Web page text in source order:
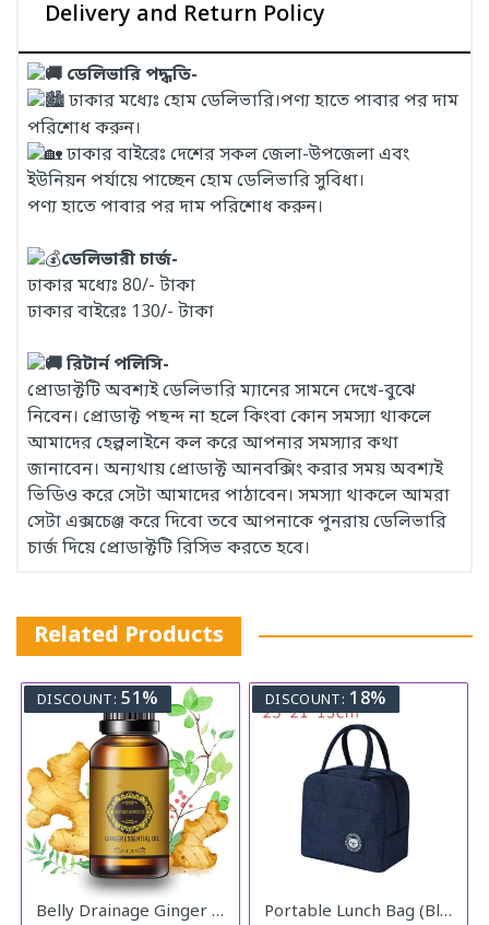
Delivery and Return Policy
ডেলিভারি পদ্ধতি-
ঢাকার মধ্যেঃ হোম ডেলিভারি।পণ্য হাতে পাবার পর দাম
পরিশোধ করুন।
ঢাকার বাইরেঃ দেশের সকল জেলা-উপজেলা এবং
ইউনিয়ন পর্যায়ে পাচ্ছেন হোম ডেলিভারি সুবিধা।
পণ্য হাতে পাবার পর দাম পরিশোধ করুন।
ডেলিভারী চার্জ-
ঢাকার মধ্যেঃ 80/- টাকা
ঢাকার বাইরেঃ 130/- টাকা
রিটার্ন পলিসি-
প্রোডাক্টটি অবশ্যই ডেলিভারি ম্যানের সামনে দেখে-বুঝে
নিবেন। প্রোডাক্ট পছন্দ না হলে কিংবা কোন সমস্যা থাকলে
আমাদের হেল্পলাইনে কল করে আপনার সমস্যার কথা
জানাবেন। অন্যথায় প্রোডাক্ট আনবক্সিং করার সময় অবশ্যই
ভিডিও করে সেটা আমাদের পাঠাবেন। সমস্যা থাকলে আমরা
সেটা এক্সচেঞ্জ করে দিবো তবে আপনাকে পুনরায় ডেলিভারি
চার্জ দিয়ে প্রোডাক্টটি রিসিভ করতে হবে।
Related Products
DISCOUNT: 51%
Belly Drainage Ginger Essential Oil
DISCOUNT: 18%
Portable Lunch Bag (Blue)